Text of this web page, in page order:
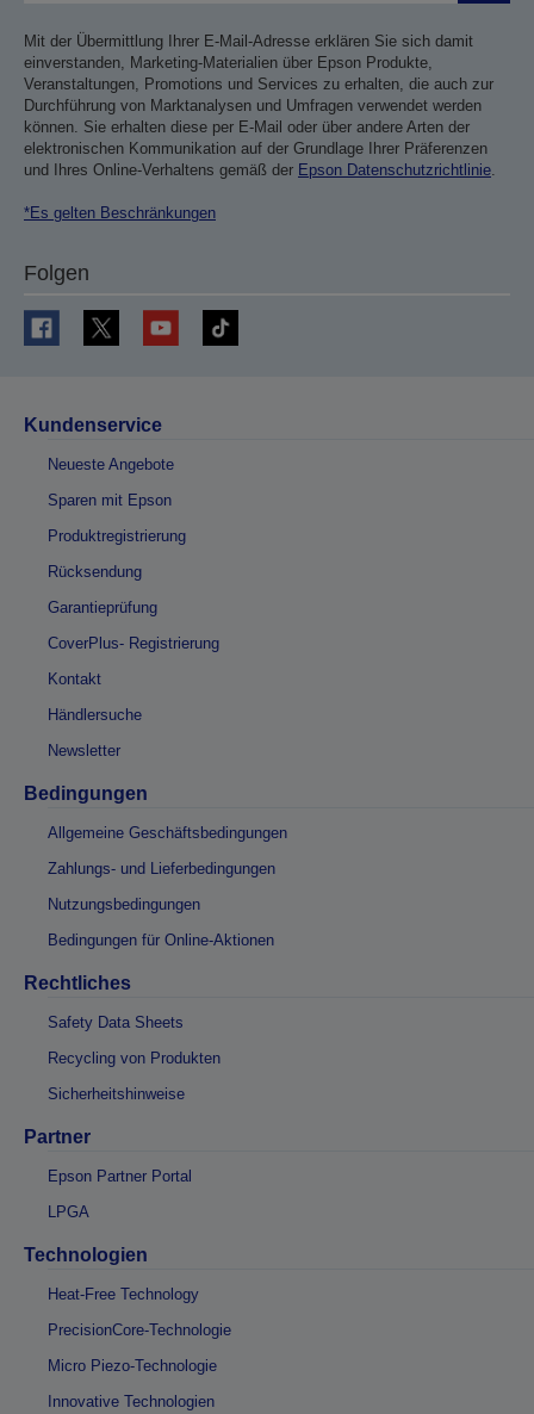
Mit der Übermittlung Ihrer E-Mail-Adresse erklären Sie sich damit
einverstanden, Marketing-Materialien über Epson Produkte,
Veranstaltungen, Promotions und Services zu erhalten, die auch zur
Durchführung von Marktanalysen und Umfragen verwendet werden
können. Sie erhalten diese per E-Mail oder über andere Arten der
elektronischen Kommunikation auf der Grundlage Ihrer Präferenzen
und Ihres Online-Verhaltens gemäß der Epson Datenschutzrichtlinie.
*Es gelten Beschränkungen
Folgen
Kundenservice
Neueste Angebote
Sparen mit Epson
Produktregistrierung
Rücksendung
Garantieprüfung
CoverPlus- Registrierung
Kontakt
Händlersuche
Newsletter
Bedingungen
Allgemeine Geschäftsbedingungen
Zahlungs- und Lieferbedingungen
Nutzungsbedingungen
Bedingungen für Online-Aktionen
Rechtliches
Safety Data Sheets
Recycling von Produkten
Sicherheitshinweise
Partner
Epson Partner Portal
LPGA
Technologien
Heat-Free Technology
PrecisionCore-Technologie
Micro Piezo-Technologie
Innovative Technologien